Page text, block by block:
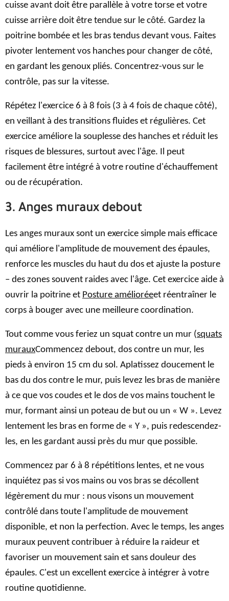
cuisse avant doit être parallèle à votre torse et votre
cuisse arrière doit être tendue sur le côté. Gardez la
poitrine bombée et les bras tendus devant vous. Faites
pivoter lentement vos hanches pour changer de côté,
en gardant les genoux pliés. Concentrez-vous sur le
contrôle, pas sur la vitesse.
Répétez l'exercice 6 à 8 fois (3 à 4 fois de chaque côté),
en veillant à des transitions fluides et régulières. Cet
exercice améliore la souplesse des hanches et réduit les
risques de blessures, surtout avec l'âge. Il peut
facilement être intégré à votre routine d'échauffement
ou de récupération.
3. Anges muraux debout
Les anges muraux sont un exercice simple mais efficace
qui améliore l'amplitude de mouvement des épaules,
renforce les muscles du haut du dos et ajuste la posture
– des zones souvent raides avec l'âge. Cet exercice aide à
ouvrir la poitrine et Posture amélioréeet réentraîner le
corps à bouger avec une meilleure coordination.
Tout comme vous feriez un squat contre un mur (squats
murauxCommencez debout, dos contre un mur, les
pieds à environ 15 cm du sol. Aplatissez doucement le
bas du dos contre le mur, puis levez les bras de manière
à ce que vos coudes et le dos de vos mains touchent le
mur, formant ainsi un poteau de but ou un « W ». Levez
lentement les bras en forme de « Y », puis redescendez-
les, en les gardant aussi près du mur que possible.
Commencez par 6 à 8 répétitions lentes, et ne vous
inquiétez pas si vos mains ou vos bras se décollent
légèrement du mur : nous visons un mouvement
contrôlé dans toute l'amplitude de mouvement
disponible, et non la perfection. Avec le temps, les anges
muraux peuvent contribuer à réduire la raideur et
favoriser un mouvement sain et sans douleur des
épaules. C'est un excellent exercice à intégrer à votre
routine quotidienne.